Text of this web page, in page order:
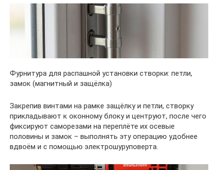
Фурнитура для распашной установки створки: петли,
замок (магнитный и защёлка)
Закрепив винтами на рамке защёлку и петли, створку
прикладывают к оконному блоку и центруют, после чего
фиксируют саморезами на переплёте их осевые
половины и замок – выполнять эту операцию удобнее
вдвоём и с помощью электрошуруповерта.